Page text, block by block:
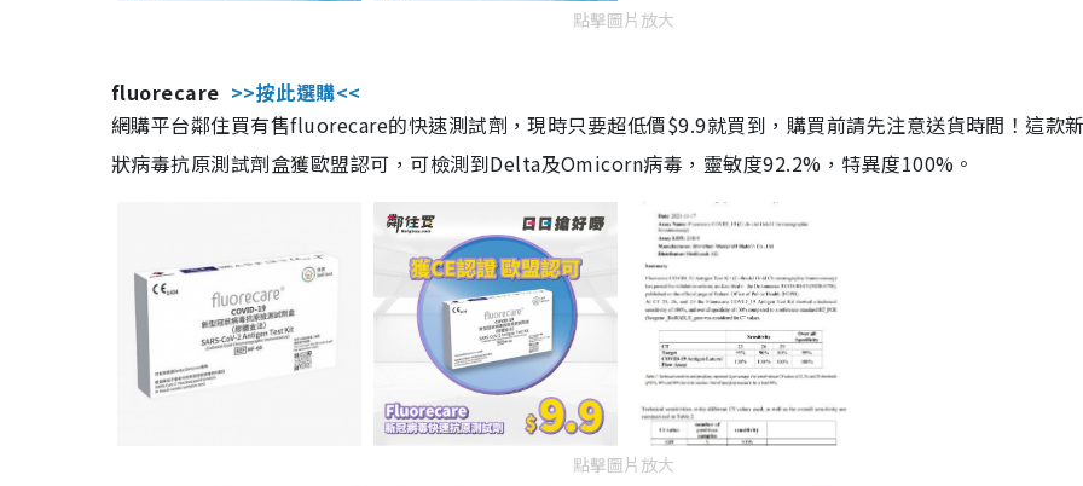
點擊圖片放大
fluorecare >>按此選購<<
網購平台鄰住買有售fluorecare的快速測試劑，現時只要超低價$9.9就買到，購買前請先注意送貨時間！這款
狀病毒抗原測試劑盒獲歐盟認可，可檢測到Delta及Omicorn病毒，靈敏度92.2%，特異度100%。
點擊圖片放大